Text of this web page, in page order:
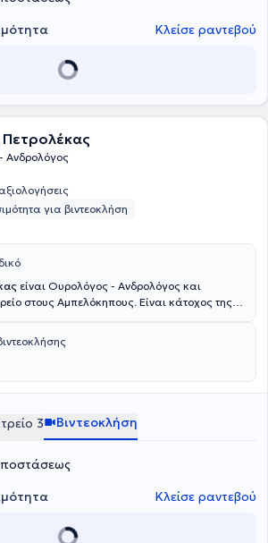
Κλείσε ραντεβού
Ανδρολόγος
για βιντεοκλήση
στους Αμπελόκηπους. Είναι κάτοχος της
κλινικές και κέντρα εξωσωματικής
επεμβατικές
της υπερπλασίας του προστάτη (εξάχνωση
και laser), της κακοήθειας του
λιθοτριψίας, εξωσωματική λιθοτριψία),
εμπειρία, εργαζόμενος σε πολλές
Αθηνών, αλλά και από νοσοκομεία
3 Βιντεοκλήση
Κλείσε ραντεβού